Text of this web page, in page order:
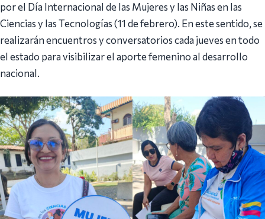
por el Día Internacional de las Mujeres y las Niñas en las
Ciencias y las Tecnologías (11 de febrero). En este sentido, se
realizarán encuentros y conversatorios cada jueves en todo
el estado para visibilizar el aporte femenino al desarrollo
nacional.